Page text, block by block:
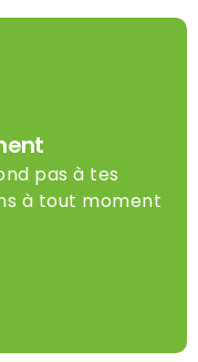
pas à tes
à tout moment